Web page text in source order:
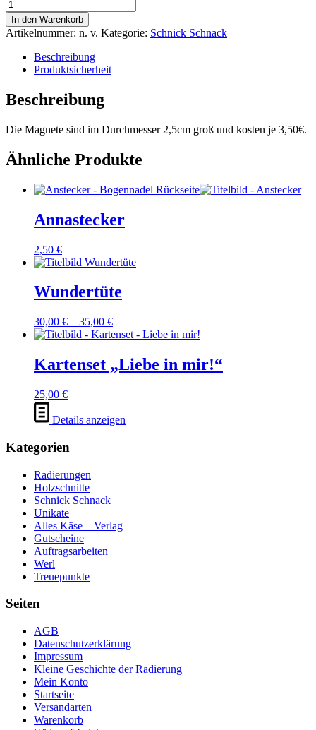
Magnete!
Menge
In den Warenkorb
Artikelnummer: n. v. Kategorie: Schnick Schnack
Beschreibung
Produktsicherheit
Beschreibung
Die Magnete sind im Durchmesser 2,5cm groß und kosten je 3,50€.
Ähnliche Produkte
Annastecker
2,50 €
Dieses
Produkt
mehrere
Varianten
Die
Optionen
können
auf
der
Produktseite
gewählt
werden
Wundertüte
30,00 € – 35,00 €
Dieses
Produkt
mehrere
Varianten
auf.
Optionen
auf
der
Produktseite
gewählt
werden
Kartenset „Liebe in mir!“
25,00 €
Details anzeigen
Kategorien
Radierungen
Holzschnitte
Schnick Schnack
Unikate
Alles Käse – Verlag
Gutscheine
Auftragsarbeiten
Werl
Treuepunkte
Seiten
AGB
Datenschutzerklärung
Impressum
Kleine Geschichte der Radierung
Mein Konto
Startseite
Versandarten
Warenkorb